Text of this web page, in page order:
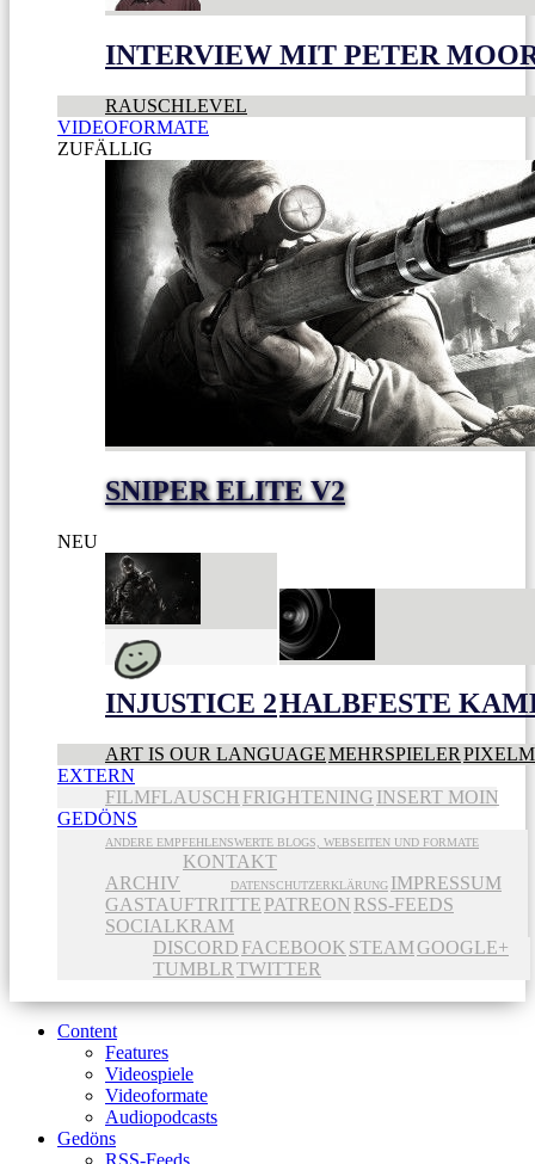
INTERVIEW MIT PETER
RAUSCHLEVEL
VIDEOFORMATE
ZUFÄLLIG
SNIPER ELITE V2
NEU
INJUSTICE 2HALBFESTE
ART IS OUR LANGUAGEMEHRSPIELER
EXTERN
FILMFLAUSCH FRIGHTENING INSERT MOIN
GEDÖNS
ANDERE EMPFEHLENSWERTE BLOGS, WEBSEITEN UND FORMATE
ARCHIV
KONTAKT
DATENSCHUTZERKLÄRUNG IMPRESSUM
GASTAUFTRITTE PATREON RSS-FEEDS
SOCIALKRAM
DISCORD FACEBOOK STEAMGOOGLE+
TUMBLR TWITTER
Content
Features
Videospiele
Videoformate
Audiopodcasts
Gedöns